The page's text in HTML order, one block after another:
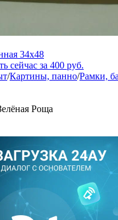
34х48
сейчас за 400 руб.
/Картины, панно/Рамки,
Роща